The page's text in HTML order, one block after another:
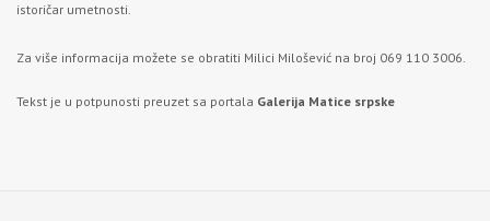
istoričar umetnosti.
Za više informacija možete se obratiti Milici Milošević na broj 069 110 3006.
Tekst je u potpunosti preuzet sa portala Galerija Matice srpske